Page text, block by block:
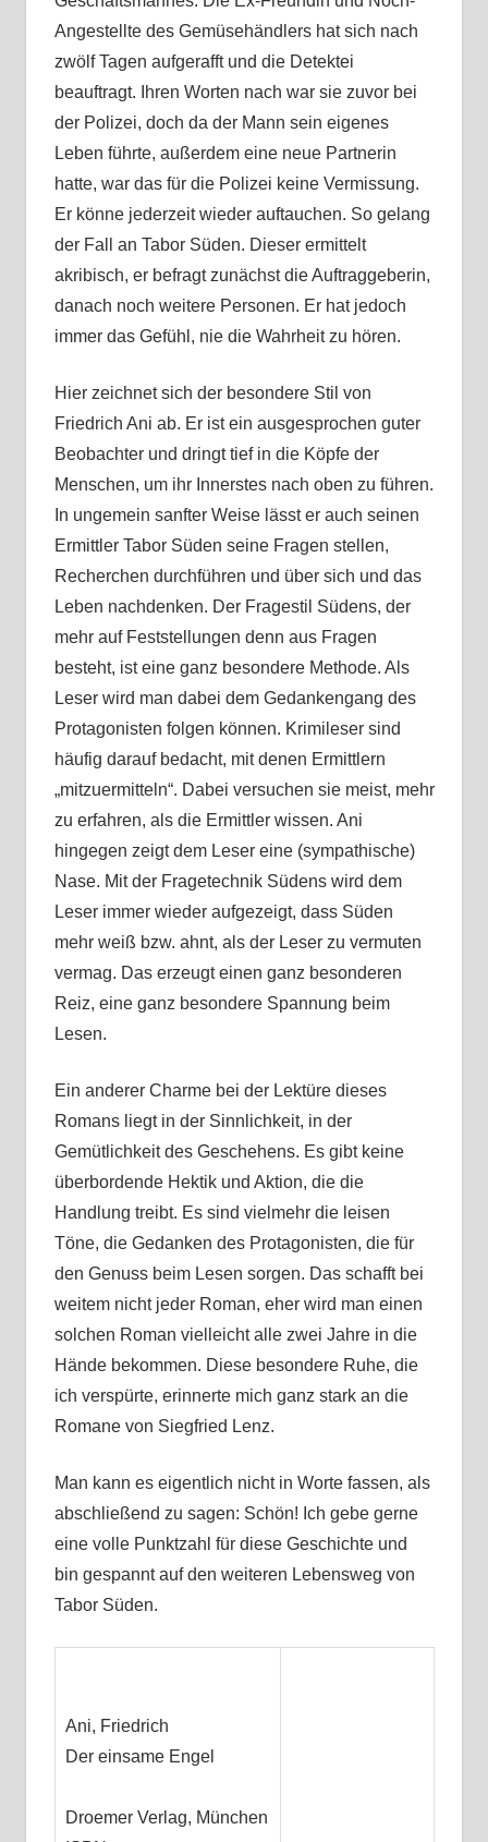
Angestellte des Gemüsehändlers hat sich nach
zwölf Tagen aufgerafft und die Detektei
beauftragt. Ihren Worten nach war sie zuvor bei
der Polizei, doch da der Mann sein eigenes
Leben führte, außerdem eine neue Partnerin
hatte, war das für die Polizei keine Vermissung.
Er könne jederzeit wieder auftauchen. So gelang
der Fall an Tabor Süden. Dieser ermittelt
akribisch, er befragt zunächst die Auftraggeberin,
danach noch weitere Personen. Er hat jedoch
immer das Gefühl, nie die Wahrheit zu hören.
Hier zeichnet sich der besondere Stil von
Friedrich Ani ab. Er ist ein ausgesprochen guter
Beobachter und dringt tief in die Köpfe der
Menschen, um ihr Innerstes nach oben zu führen.
In ungemein sanfter Weise lässt er auch seinen
Ermittler Tabor Süden seine Fragen stellen,
Recherchen durchführen und über sich und das
Leben nachdenken. Der Fragestil Südens, der
mehr auf Feststellungen denn aus Fragen
besteht, ist eine ganz besondere Methode. Als
Leser wird man dabei dem Gedankengang des
Protagonisten folgen können. Krimileser sind
häufig darauf bedacht, mit denen Ermittlern
„mitzuermitteln“. Dabei versuchen sie meist, mehr
zu erfahren, als die Ermittler wissen. Ani
hingegen zeigt dem Leser eine (sympathische)
Nase. Mit der Fragetechnik Südens wird dem
Leser immer wieder aufgezeigt, dass Süden
mehr weiß bzw. ahnt, als der Leser zu vermuten
vermag. Das erzeugt einen ganz besonderen
Reiz, eine ganz besondere Spannung beim
Lesen.
Ein anderer Charme bei der Lektüre dieses
Romans liegt in der Sinnlichkeit, in der
Gemütlichkeit des Geschehens. Es gibt keine
überbordende Hektik und Aktion, die die
Handlung treibt. Es sind vielmehr die leisen
Töne, die Gedanken des Protagonisten, die für
den Genuss beim Lesen sorgen. Das schafft bei
weitem nicht jeder Roman, eher wird man einen
solchen Roman vielleicht alle zwei Jahre in die
Hände bekommen. Diese besondere Ruhe, die
ich verspürte, erinnerte mich ganz stark an die
Romane von Siegfried Lenz.
Man kann es eigentlich nicht in Worte fassen, als
abschließend zu sagen: Schön! Ich gebe gerne
eine volle Punktzahl für diese Geschichte und
bin gespannt auf den weiteren Lebensweg von
Tabor Süden.
Ani, Friedrich
Der einsame Engel
Droemer Verlag, München